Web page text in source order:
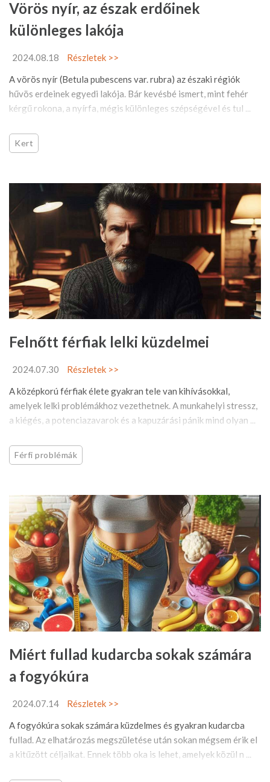
Vörös nyír, az észak erdőinek
különleges lakója
2024.08.18
Részletek >>
A vörös nyír (Betula pubescens var. rubra) az északi régiók
hűvös erdeinek egyedi lakója. Bár kevésbé ismert, mint fehér
kérgű rokona, a nyírfa, mégis különleges szépségével és tul ...
Kert
Felnőtt férfiak lelki küzdelmei
2024.07.30
Részletek >>
A középkorú férfiak élete gyakran tele van kihívásokkal,
amelyek lelki problémákhoz vezethetnek. A munkahelyi stressz,
a kiégés, a potenciazavarok és a kapuzárási pánik mind olyan ...
Férfi problémák
Miért fullad kudarcba sokak számára
a fogyókúra
2024.07.14
Részletek >>
A fogyókúra sokak számára küzdelmes és gyakran kudarcba
fullad. Az elhatározás megszületése után sokan mégsem érik el
a kitűzött céljaikat. Ennek több oka is lehet, amelyek közül n ...